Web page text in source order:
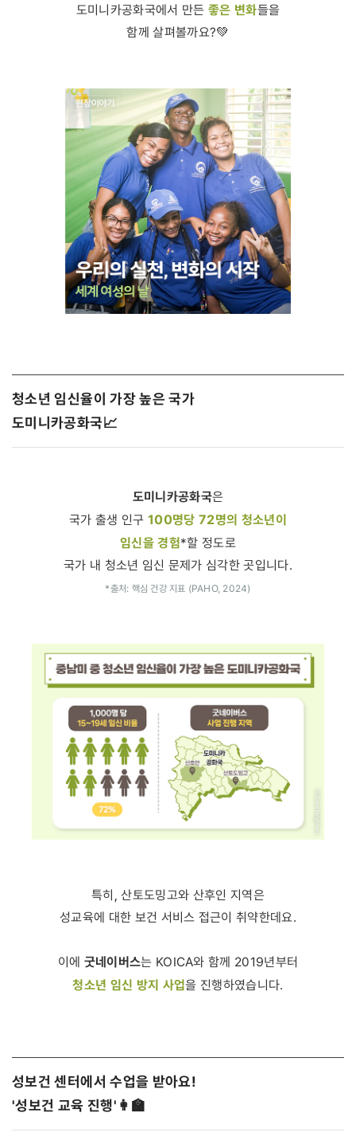
도미니카공화국에서 만든 좋은 변화들을
함께 살펴볼까요?💚
청소년 임신율이 가장 높은 국가
도미니카공화국📈
도미니카공화국은
국가 출생 인구100명당 72명의 청소년이
임신을 경험*할 정도로
국가 내 청소년 임신 문제가 심각한 곳입니다.
*출처: 핵심 건강 지표 (PAHO, 2024)
특히, 산토도밍고와 산후인 지역은
성교육에 대한 보건 서비스 접근이 취약한데요.
이에 굿네이버스는 KOICA와 함께 2019년부터
청소년 임신 방지 사업을 진행하였습니다.
성보건 센터에서 수업을 받아요!
'성보건 교육 진행'👩‍🏫